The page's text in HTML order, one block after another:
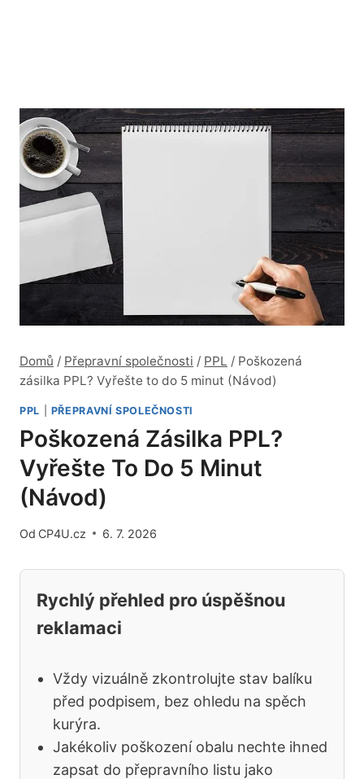
Domů / Přepravní společnosti / PPL / Poškozená
zásilka PPL? Vyřešte to do 5 minut (Návod)
PPL PŘEPRAVNÍ SPOLEČNOSTI
Poškozená Zásilka PPL?
Vyřešte To Do 5 Minut
(Návod)
Od CP4U.cz 6. 7. 2026
Rychlý přehled pro úspěšnou
reklamaci
Vždy vizuálně zkontrolujte stav balíku
před podpisem, bez ohledu na spěch
kurýra.
Jakékoliv poškození obalu nechte ihned
zapsat do přepravního listu jako